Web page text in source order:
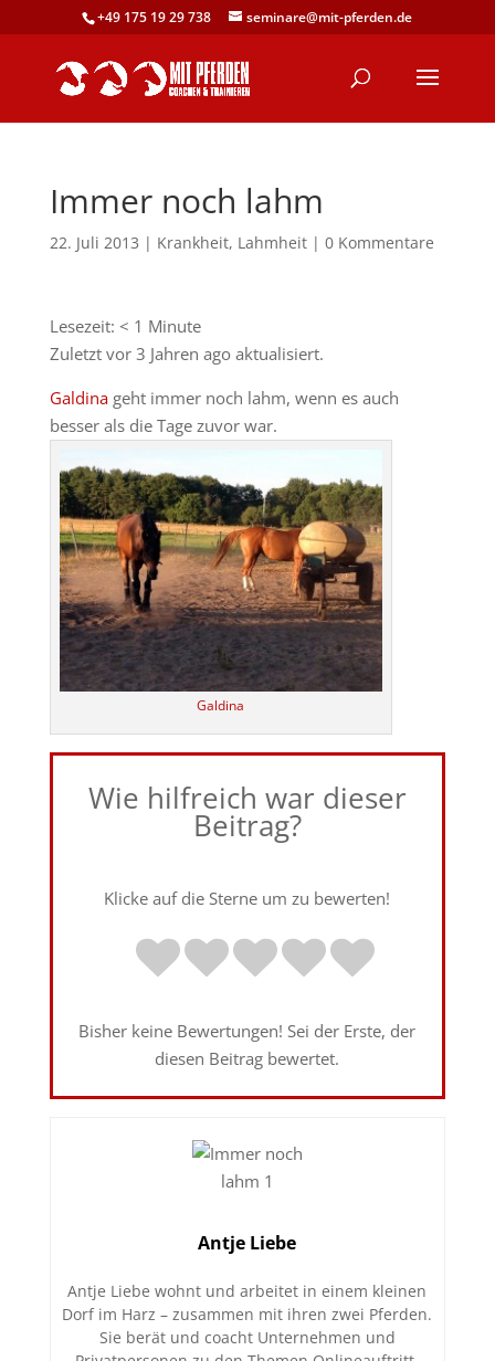
+49 175 19 29 738 seminare@mit-pferden.de
Immer noch lahm
22. Juli 2013 | Krankheit, Lahmheit| 0 Kommentare
Lesezeit: < 1 Minute
Zuletzt vor 3 Jahren ago aktualisiert.
Galdinageht immer noch lahm, wenn es auch
besser als die Tage zuvor war.
Galdina
Wie hilfreich war dieser
Beitrag?
Klicke auf die Sterne um zu bewerten!
Bisher keine Bewertungen! Sei der Erste, der
diesen Beitrag bewertet.
Antje Liebe
Antje Liebe wohnt und arbeitet in einem kleinen
Dorf im Harz – zusammen mit ihren zwei Pferden.
Sie berät und coacht Unternehmen und